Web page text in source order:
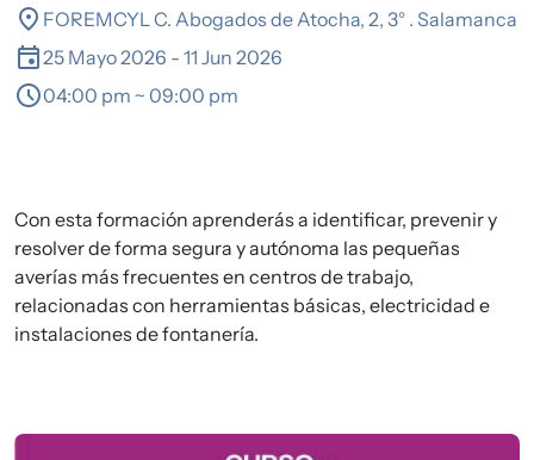
location_on FOREMCYL C. Abogados de Atocha, 2, 3° . Salamanca
event25 Mayo 2026 - 11 Jun 2026
schedule04:00 pm ~ 09:00 pm
Con esta formación aprenderás a identificar, prevenir y
resolver de forma segura y autónoma las pequeñas
averías más frecuentes en centros de trabajo,
relacionadas con herramientas básicas, electricidad e
instalaciones de fontanería.
Imagen